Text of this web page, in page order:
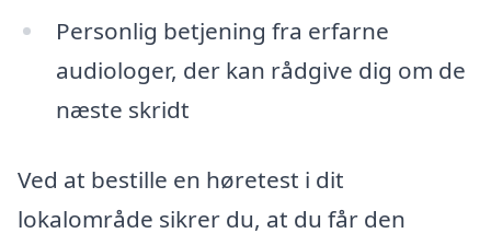
Personlig betjening fra erfarne
audiologer, der kan rådgive dig om de
næste skridt
Ved at bestille en høretest i dit
lokalområde sikrer du, at du får den